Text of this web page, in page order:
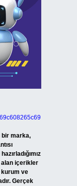
bir marka,
alan içerikler
kurum ve
Gerçek